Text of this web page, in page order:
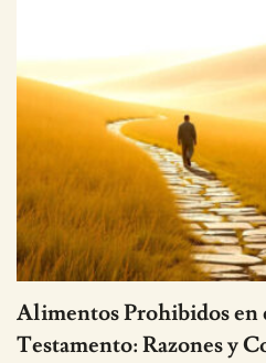
Alimentos Prohibidos
Testamento: Razones y